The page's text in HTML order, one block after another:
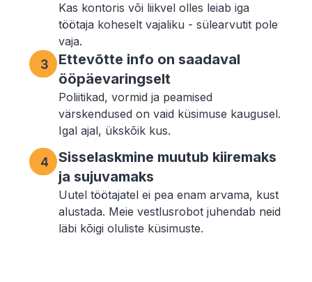
Kas kontoris või liikvel olles leiab iga
töötaja koheselt vajaliku - sülearvutit pole
vaja.
Ettevõtte info on saadaval
ööpäevaringselt
Poliitikad, vormid ja peamised
värskendused on vaid küsimuse kaugusel.
Igal ajal, ükskõik kus.
Sisselaskmine muutub kiiremaks
ja sujuvamaks
Uutel töötajatel ei pea enam arvama, kust
alustada. Meie vestlusrobot juhendab neid
läbi kõigi oluliste küsimuste.